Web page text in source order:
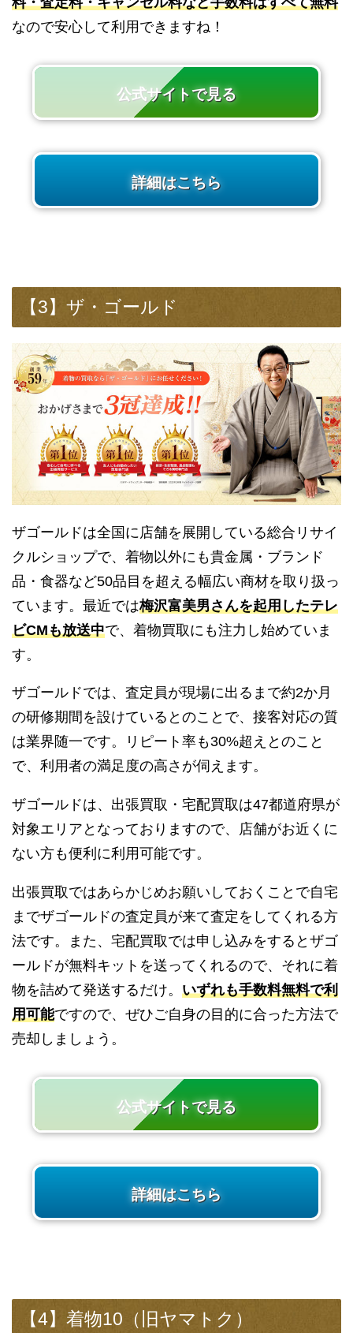
なので安心して利用できますね！
公式サイトで見る
詳細はこちら
【3】ザ・ゴールド
ザゴールドは全国に店舗を展開している総合リサイ
クルショップで、着物以外にも貴金属・ブランド
品・食器など50品目を超える幅広い商材を取り扱っ
ています。最近では梅沢富美男さんを起用したテレ
ビCMも放送中で、着物買取にも注力し始めていま
す。
ザゴールドでは、査定員が現場に出るまで約2か月
の研修期間を設けているとのことで、接客対応の質
は業界随一です。リピート率も30%超えとのこと
で、利用者の満足度の高さが伺えます。
ザゴールドは、出張買取・宅配買取は47都道府県が
対象エリアとなっておりますので、店舗がお近くに
ない方も便利に利用可能です。
出張買取ではあらかじめお願いしておくことで自宅
までザゴールドの査定員が来て査定をしてくれる方
法です。また、宅配買取では申し込みをするとザゴ
ールドが無料キットを送ってくれるので、それに着
物を詰めて発送するだけ。 いずれも手数料無料で利
用可能ですので、ぜひご自身の目的に合った方法で
売却しましょう。
公式サイトで見る
詳細はこちら
【4】着物10（旧ヤマトク）